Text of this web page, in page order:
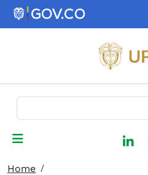
Skip to main content
Home